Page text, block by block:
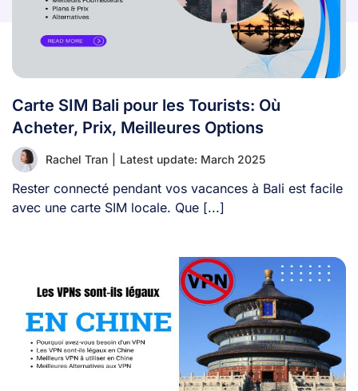
Carte SIM Bali pour les Tourists: Où
Acheter, Prix, Meilleures Options
Rachel Tran Latest update: March 2025
Rester connecté pendant vos vacances à Bali est facile
avec une carte SIM locale. Que [...]